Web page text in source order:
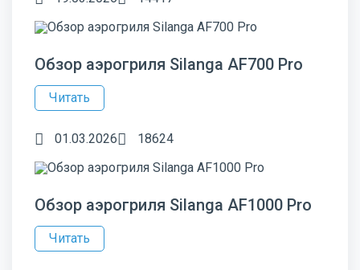
Обзор аэрогриля Silanga AF700 Pro
Читать
01.03.2026 18624
Обзор аэрогриля Silanga AF1000 Pro
Читать